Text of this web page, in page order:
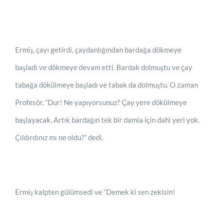
Ermiş, çayı getirdi, çaydanlığından bardağa dökmeye
başladı ve dökmeye devam etti. Bardak dolmuştu ve çay
tabağa dökülmeye başladı ve tabak da dolmuştu. O zaman
Profesör, “Dur! Ne yapıyorsunuz? Çay yere dökülmeye
başlayacak. Artık bardağın tek bir damla için dahi yeri yok.
Çıldırdınız mı ne oldu?” dedi.
Ermiş kalpten gülümsedi ve “Demek ki sen zekisin!